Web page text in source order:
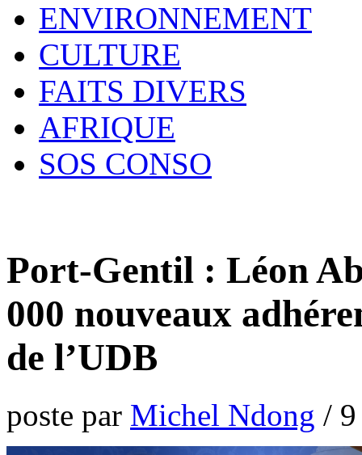
ENVIRONNEMENT
CULTURE
FAITS DIVERS
AFRIQUE
SOS CONSO
Port-Gentil : Léon
000 nouveaux
de l’UDB
poste par Michel Ndong /